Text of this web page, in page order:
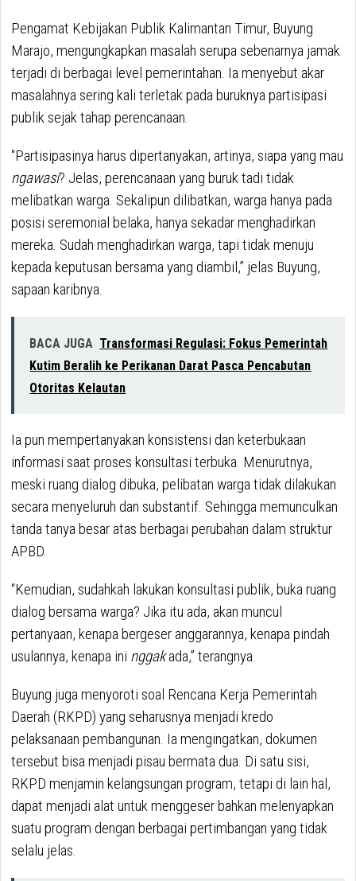
Pengamat Kebijakan Publik Kalimantan Timur, Buyung
Marajo, mengungkapkan masalah serupa sebenarnya jamak
terjadi di berbagai level pemerintahan. Ia menyebut akar
masalahnya sering kali terletak pada buruknya partisipasi
publik sejak tahap perencanaan.
“Partisipasinya harus dipertanyakan, artinya, siapa yang mau
ngawasi? Jelas, perencanaan yang buruk tadi tidak
melibatkan warga. Sekalipun dilibatkan, warga hanya pada
posisi seremonial belaka, hanya sekadar menghadirkan
mereka. Sudah menghadirkan warga, tapi tidak menuju
kepada keputusan bersama yang diambil,” jelas Buyung,
sapaan karibnya.
BACA JUGA Transformasi Regulasi: Fokus Pemerintah
Kutim Beralih ke Perikanan Darat Pasca Pencabutan
Otoritas Kelautan
Ia pun mempertanyakan konsistensi dan keterbukaan
informasi saat proses konsultasi terbuka. Menurutnya,
meski ruang dialog dibuka, pelibatan warga tidak dilakukan
secara menyeluruh dan substantif. Sehingga memunculkan
tanda tanya besar atas berbagai perubahan dalam struktur
APBD.
“Kemudian, sudahkah lakukan konsultasi publik, buka ruang
dialog bersama warga? Jika itu ada, akan muncul
pertanyaan, kenapa bergeser anggarannya, kenapa pindah
usulannya, kenapa ini nggakada,” terangnya.
Buyung juga menyoroti soal Rencana Kerja Pemerintah
Daerah (RKPD) yang seharusnya menjadi kredo
pelaksanaan pembangunan. Ia mengingatkan, dokumen
tersebut bisa menjadi pisau bermata dua. Di satu sisi,
RKPD menjamin kelangsungan program, tetapi di lain hal,
dapat menjadi alat untuk menggeser bahkan melenyapkan
suatu program dengan berbagai pertimbangan yang tidak
selalu jelas.